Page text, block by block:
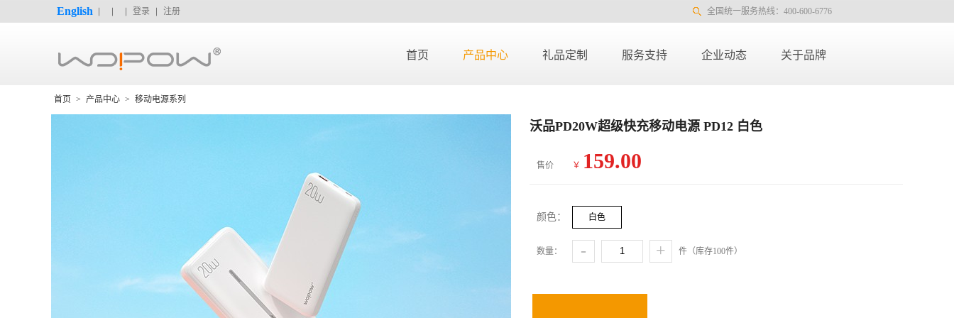
全国统一服务热线：400-600-6776
English 登录 注册
首页 产品中心 礼品定制 服务支持 企业动态 关于品牌
首页 > 产品中心 > 移动电源系列
沃品PD20W超级快充移动电源 PD12 白色
售价 ￥ 159.00
颜色： 白色
数量： - + 件（库存100件）